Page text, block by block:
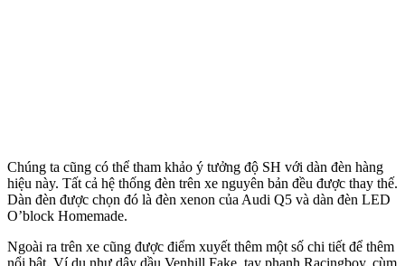
Chúng ta cũng có thể tham khảo ý tưởng độ SH với dàn đèn hàng
hiệu này. Tất cả hệ thống đèn trên xe nguyên bản đều được thay thế.
Dàn đèn được chọn đó là đèn xenon của Audi Q5 và dàn đèn LED
O’block Homemade.
Ngoài ra trên xe cũng được điểm xuyết thêm một số chi tiết để thêm
nổi bật. Ví dụ như dây dầu Venhill Fake, tay phanh Racingboy, cùm